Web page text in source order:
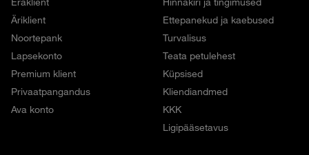
Äriklient
Noortepank
Lapsekonto
Premium klient
Privaatpangandus
Ava konto
Ettepanekud ja kaebused
Turvalisus
Teata petulehest
Küpsised
Kliendiandmed
KKK
Ligipääsetavus